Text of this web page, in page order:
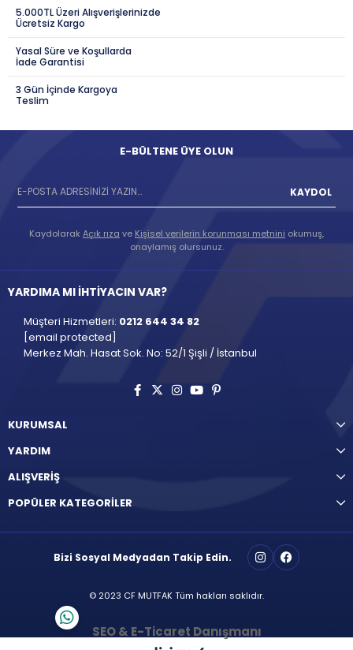
5.000TL Üzeri Alışverişlerinizde
Ücretsiz Kargo
Yasal Süre ve Koşullarda
İade Garantisi
3 Gün İçinde Kargoya
Teslim
E-BÜLTENE ÜYE OLUN
KAYDOL
KaydolarakAçık rıza ve Kişisel verilerin korunması metnini okumuş,
onaylamış olursunuz.
YARDIMA MI İHTİYACIN VAR?
Müşteri Hizmetleri: 0212 644 34 82
[email protected]
Merkez Mah. Hasat Sok. No: 52/1 Şişli / İstanbul
KURUMSAL
YARDIM
ALIŞVERİŞ
POPÜLER KATEGORİLER
Bizi Sosyal Medyadan Takip Edin.
© 2023 CF MUTFAK Tüm hakları saklıdır.
SEO & E-Ticaret Danışmanı